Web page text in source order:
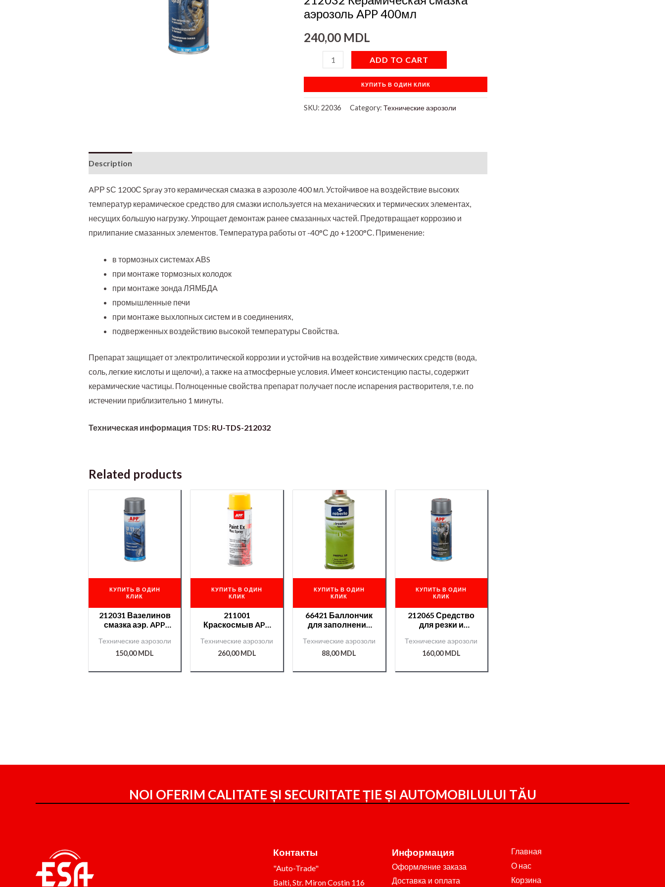
аэрозоль APP 400мл
240,00 MDL
ADD TO CART
КУПИТЬ В ОДИН КЛИК
SKU:22036 Category:Технические аэрозоли
Description
AРР SС 1200С Spray это керамическая смазка в аэрозоле 400 мл. Устойчивое на воздействие высоких
температур керамическое средство для смазки используется на механических и термических элементах,
несущих большую нагрузку. Упрощает демонтаж ранее смазанных частей. Предотвращает коррозию и
прилипание смазанных элементов. Температура работы от -40°С до +1200°С. Применение:
в тормозных системах AВS
при монтаже тормозных колодок
при монтаже зонда ЛЯМБДA
промышленные печи
при монтаже выхлопных систем и в соединениях,
подверженных воздействию высокой температуры Свойства.
Препарат защищает от электролитической коррозии и устойчив на воздействие химических средств (вода,
соль, легкие кислоты и щелочи), а также на атмосферные условия. Имеет консистенцию пасты, содержит
керамические частицы. Полноценные свойства препарат получает после испарения растворителя, т.е. по
истечении приблизительно 1 минуты.
Техническая информация TDS: RU-TDS-212032
Related products
КУПИТЬ В ОДИН
КЛИК
212031 Вазелинов
смазка аэр. APP
Технические аэрозоли
150,00MDL
КУПИТЬ В ОДИН
КЛИК
211001
Краскосмыв APP
Технические аэрозоли
260,00MDL
КУПИТЬ В ОДИН
КЛИК
66421 Баллончик
для заполнения
Roberlo
Технические аэрозоли
88,00MDL
КУПИТЬ В ОДИН
КЛИК
212065 Средство
для резки и
аэр. 400мл
Технические аэрозоли
160,00MDL
NOI OFERIM CALITATE ȘI SECURITATE ȚIE ȘI AUTOMOBILULUI TĂU
Контакты
"Auto-Trade"
Balti, Str. Miron Costin 116
Информация
Оформление заказа
Доставка и оплата
Главная
О нас
Корзина